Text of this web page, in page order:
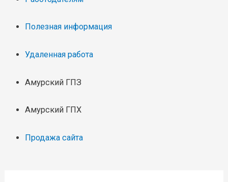
Полезная информация
Удаленная работа
Амурский ГПЗ
Амурский ГПХ
Продажа сайта